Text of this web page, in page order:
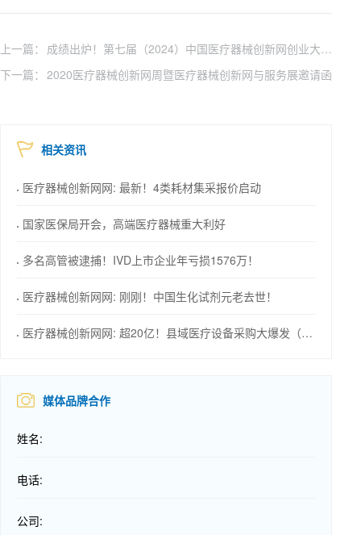
上一篇：
成绩出炉！第七届（2024）中国医疗器械创新网创业大赛（南京）医生专场总决赛
下一篇： 2020医疗器械创新网周暨医疗器械创新网与服务展邀请函
相关资讯
医疗器械创新网网: 最新！4类耗材集采报价启动
国家医保局开会，高端医疗器械重大利好
多名高管被逮捕！IVD上市企业年亏损1576万！
医疗器械创新网网: 刚刚！中国生化试剂元老去世！
医疗器械创新网网: 超20亿！县域医疗设备采购大爆发（附清单）
媒体品牌合作
姓名:
电话:
公司: